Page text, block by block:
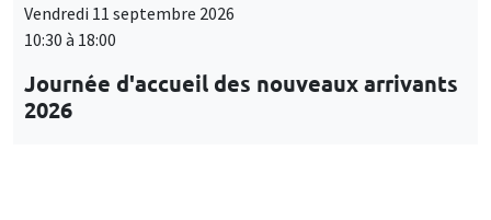
Vendredi 11 septembre 2026
10:30 à 18:00
Journée d'accueil des nouveaux arrivants
2026